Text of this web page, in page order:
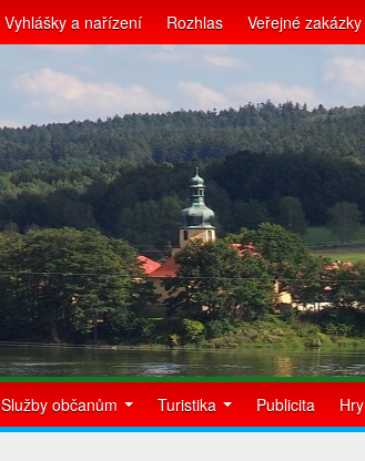
Vyhlášky a nařízení Rozhlas Veřejné zakázky
Služby občanům Turistika Publicita Hry